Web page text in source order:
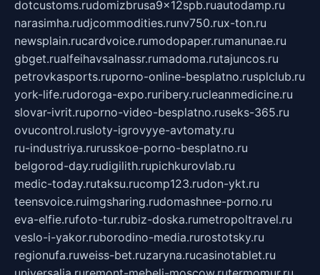
dotcustoms.rudomizbrusa9x12spb.ruautodamp.ru
narasimha.rudjcommodities.runv750.rux-ton.ru
newsplain.rucardvoice.rumodopaper.rumanunae.ru
gbget.rualfeihavsalnassr.rumadoma.rutajuncos.ru
petrovkasports.ruporno-online-besplatno.rusplclub.ru
york-life.rudoroga-expo.ruribery.rucleanmedicine.ru
slovar-ivrit.ruporno-video-besplatno.ruseks-365.ru
ovucontrol.rusloty-igrovyye-avtomaty.ru
ru-industriya.rurusskoe-porno-besplatno.ru
belgorod-day.rudigilith.rupichkurovlab.ru
medic-today.rutaksu.rucomp123.rudon-ykt.ru
teensvoice.ruimgsharing.rudomashnee-porno.ru
eva-elfie.rufoto-tur.rubiz-doska.rumetropoltravel.ru
veslo-i-yakor.ruborodino-media.rurostotsky.ru
regionufa.ruweiss-bet.ruzaryna.rucasinotablet.ru